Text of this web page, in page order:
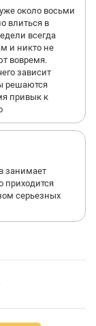
около восьми
влиться в
всегда
и никто не
вовремя.
зависит
решаются
привык к
занимает
приходится
серьезных